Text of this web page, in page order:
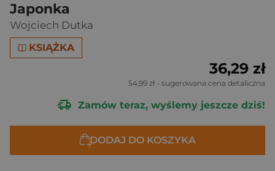
Japonka
Wojciech Dutka
KSIĄŻKA
36,29 zł
54,99 zł - sugerowana cena detaliczna
Zamów teraz, wyślemy jeszcze dziś!
DODAJ DO KOSZYKA